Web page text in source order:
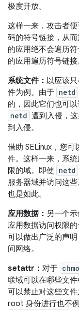
极度开放。
这样一来，攻击者
码的符号链接，从
的应用绝不会遍历
的应用遍历符号链接
系统文件： 以应该
件为例。由于 netd
的，因此它们也可
netd 遭到入侵，
到入侵。
借助 SELinux，您
件。这样一来，系
限的域。即使 netd
服务器域并访问这
也是如此。
应用数据： 另一个
应用数据访问权限
可以做出广泛的声
问网络。
setattr： 对于
联域可以在哪些文
可以禁止对这些文
root 身份进行也不